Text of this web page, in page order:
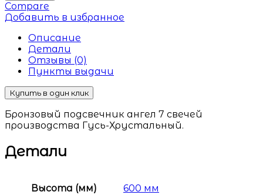
Compare
Добавить в избранное
Описание
Детали
Отзывы (0)
Пункты выдачи
Купить в один клик
Бронзовый подсвечник ангел 7 свечей
производства Гусь-Хрустальный.
Детали
Высота (мм) 600 мм